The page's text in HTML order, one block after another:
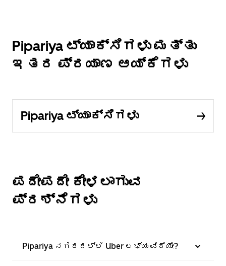
Pipariya ಟ್ಯಾಕ್ಸಿಗಳು ಮತ್ತು
ಇತರ ಪ್ರಯಾಣ ಆಯ್ಕೆಗಳು
Pipariya ಟ್ಯಾಕ್ಸಿಗಳು
ಪದೇಪದೇ ಕೇಳಲಾಗುವ
ಪ್ರಶ್ನೆಗಳು
Pipariya ನಗರದಲ್ಲಿ Uber ಲಭ್ಯವಿದೆಯೇ?